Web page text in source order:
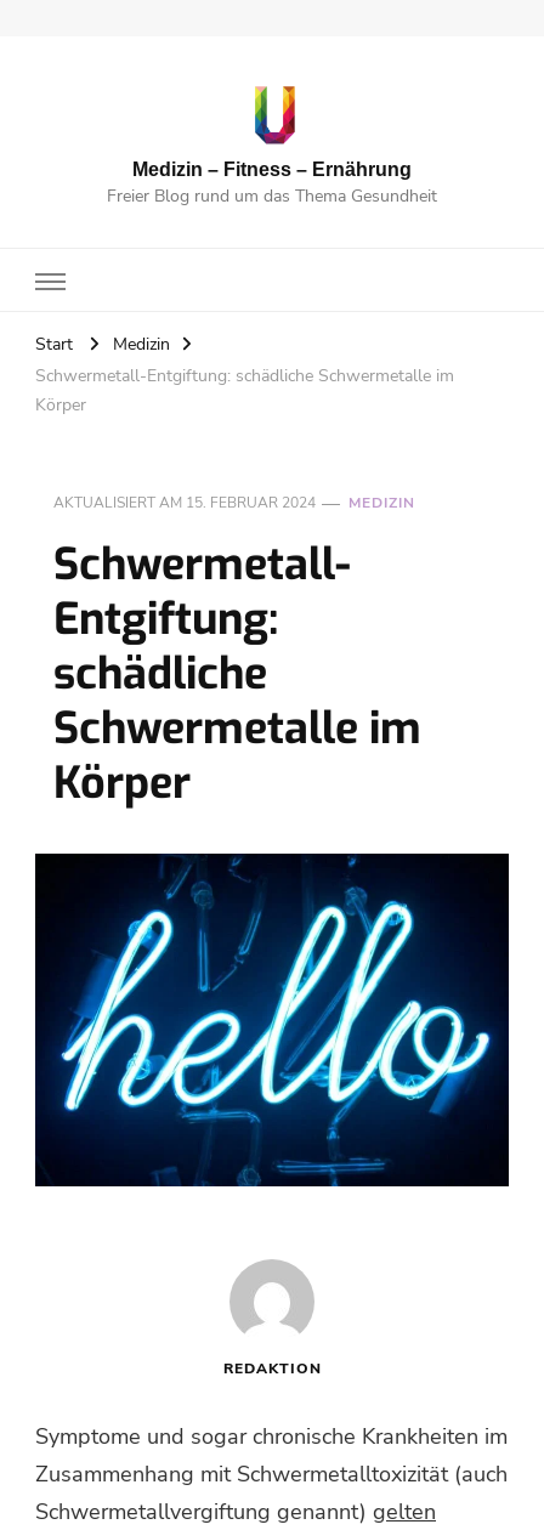
Medizin – Fitness – Ernährung
Freier Blog rund um das Thema Gesundheit
Start
Medizin
Schwermetall-Entgiftung: schädliche Schwermetalle im
Körper
AKTUALISIERT AM 15. FEBRUAR 2024 MEDIZIN
Schwermetall-
Entgiftung:
schädliche
Schwermetalle im
Körper
REDAKTION
Symptome und sogar chronische Krankheiten im
Zusammenhang mit Schwermetalltoxizität (auch
Schwermetallvergiftung genannt) gelten